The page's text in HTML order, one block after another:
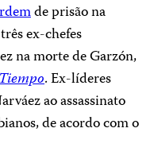
de prisão na
ex-chefes
na morte de Garzón,
. Ex-líderes
ao assassinato
de acordo com o